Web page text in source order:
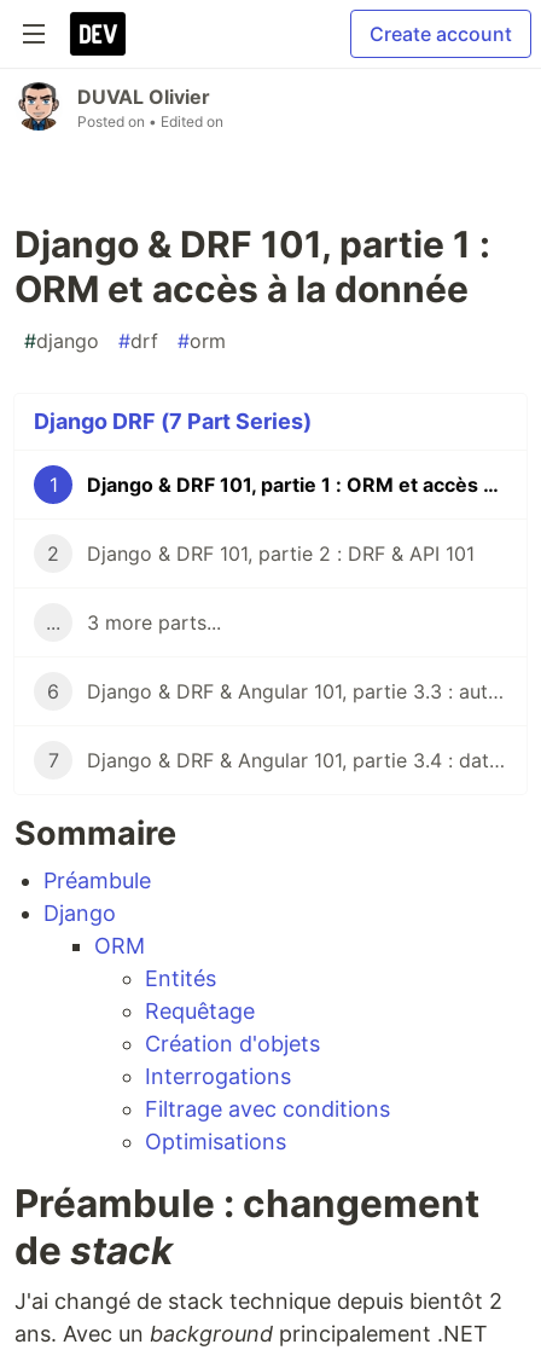
Create account
DUVAL Olivier
Posted on • Edited on
Django & DRF 101, partie 1 :
ORM et accès à la donnée
#django #drf #orm
Django DRF (7 Part Series)
1 Django & DRF 101, partie 1 : ORM et accès à la donnée
2 Django & DRF 101, partie 2 : DRF & API 101
... 3 more parts...
6 Django & DRF & Angular 101, partie 3.3 : authentification & accès guards
7 Django & DRF & Angular 101, partie 3.4 : data table
Sommaire
Préambule
Django
ORM
Entités
Requêtage
Création d'objets
Interrogations
Filtrage avec conditions
Optimisations
Préambule : changement
de stack
J'ai changé de stack technique depuis bientôt 2
ans. Avec un background principalement .NET